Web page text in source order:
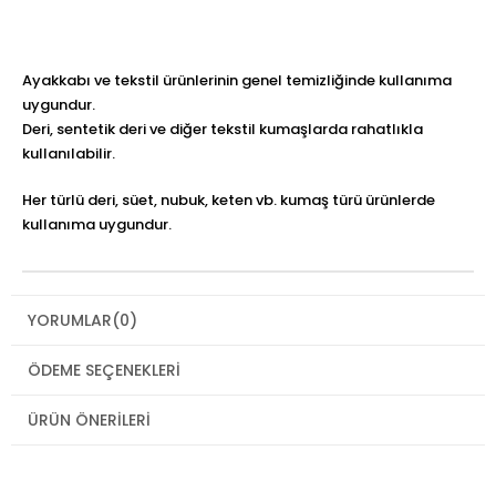
Ayakkabı ve tekstil ürünlerinin genel temizliğinde kullanıma
uygundur.
Deri, sentetik deri ve diğer tekstil kumaşlarda rahatlıkla
kullanılabilir.
Her türlü deri, süet, nubuk, keten vb. kumaş türü ürünlerde
kullanıma uygundur.
YORUMLAR(0)
ÖDEME SEÇENEKLERI
ÜRÜN ÖNERILERI